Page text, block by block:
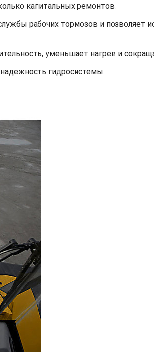
капитальных ремонтов.
рабочих тормозов и позволяет
уменьшает нагрев и
гидросистемы.